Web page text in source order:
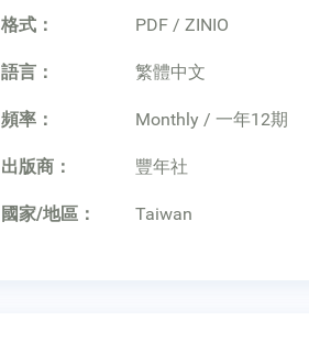
格式： PDF / ZINIO
語言： 繁體中文
頻率： Monthly / 一年12期
出版商： 豐年社
國家/地區： Taiwan